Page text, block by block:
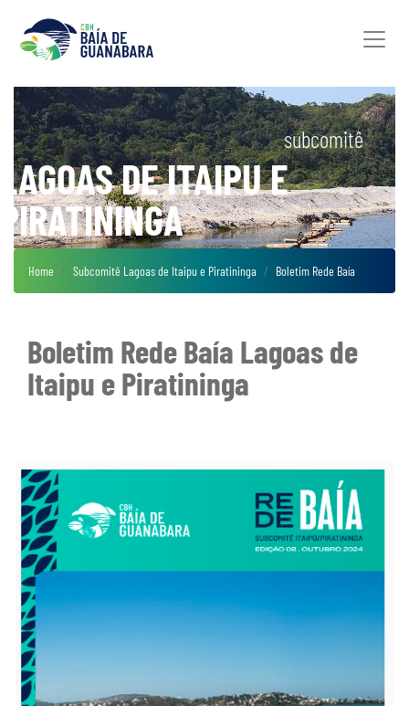
subcomitê
LAGOAS DE ITAIPU E
PIRATININGA
Home Subcomitê Lagoas de Itaipu e Piratininga Boletim Rede Baía
Boletim Rede Baía Lagoas de
Itaipu e Piratininga